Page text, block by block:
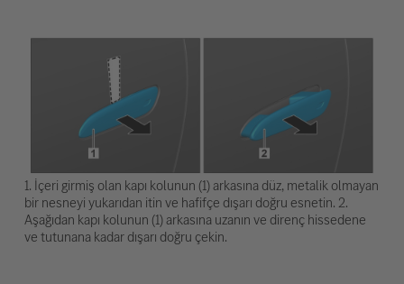
1. İçeri girmiş olan kapı kolunun (1) arkasına düz, metalik olmayan
bir nesneyi yukarıdan itin ve hafifçe dışarı doğru esnetin. 2.
Aşağıdan kapı kolunun (1) arkasına uzanın ve direnç hissedene
ve tutunana kadar dışarı doğru çekin.